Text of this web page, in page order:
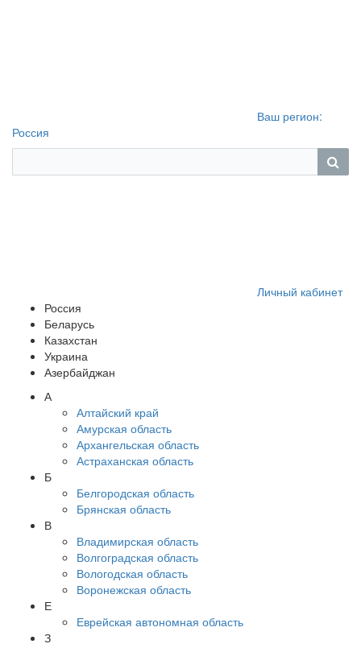
Ваш регион:
Россия
Личный кабинет
Россия
Беларусь
Казахстан
Украина
Азербайджан
А
Алтайский край
Амурская область
Архангельская область
Астраханская область
Б
Белгородская область
Брянская область
В
Владимирская область
Волгоградская область
Вологодская область
Воронежская область
Е
Еврейская автономная область
З